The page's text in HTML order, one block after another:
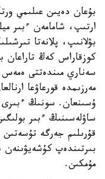
بۇعان دەيىن عىلىمي
ارتىپ، شامامەن ءبىر
بۋلانىپ، پلانەتا
كوزقاراس كەڭ تاراعان
سەناري مىندەتتى ەمەس
مەرزىمدە قورعاۋعا
ۇسىنعان. سونىڭ
ساۋلەسىنىڭ ءبىر
قۇرىلىم جەرگە
بىرتىندەپ كۇشەيۋىنەن
مۇمكىن.